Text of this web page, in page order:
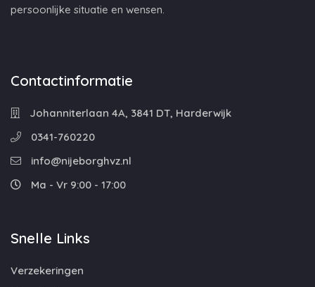
persoonlijke situatie en wensen.
Contactinformatie
Johanniterlaan 4A, 3841 DT, Harderwijk
0341-760220
info@nijeborghvz.nl
Ma - Vr 9:00 - 17:00
Snelle Links
Verzekeringen